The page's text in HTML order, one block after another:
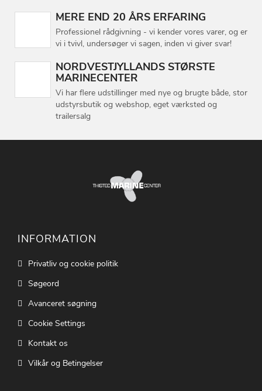
MERE END 20 ÅRS ERFARING
Professionel rådgivning - vi kender vores varer, og er
vi i tvivl, undersøger vi sagen, inden vi giver svar!
NORDVESTJYLLANDS STØRSTE
MARINECENTER
Vi har flere udstillinger med nye og brugte både, stor
udstyrsbutik og webshop, eget værksted og
trailersalg
INFORMATION
Privatliv og cookie politik
Søgeord
Avanceret søgning
Cookie Settings
Kontakt os
Vilkår og Betingelser